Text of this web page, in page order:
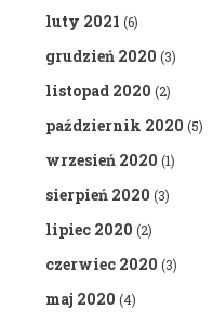
luty 2021 (6)
grudzień 2020 (3)
listopad 2020 (2)
październik 2020 (5)
wrzesień 2020 (1)
sierpień 2020 (3)
lipiec 2020 (2)
czerwiec 2020 (3)
maj 2020 (4)